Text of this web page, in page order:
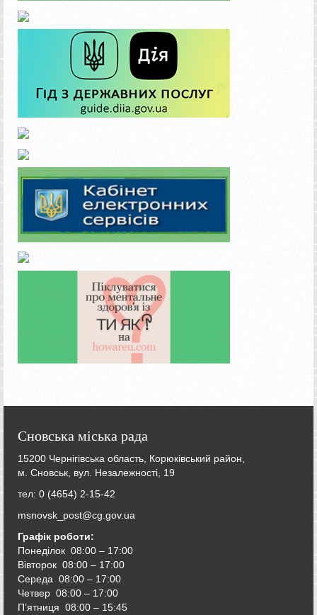
Сновська міська рада
15200 Чернігівська область, Корюківський район,
м. Сновськ, вул. Незалежності, 19
тел: 0 (4654) 2-15-42
msnovsk_post@cg.gov.ua
Графік роботи:
Понеділок 08:00 – 17:00
Вівторок 08:00 – 17:00
Середа 08:00 – 17:00
Четвер 08:00 – 17:00
П’ятниця 08:00 – 15:45